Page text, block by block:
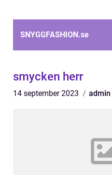
SNYGGFASHION.se
smycken herr
14 september 2023 admin